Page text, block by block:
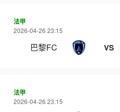
法甲
2026-04-26 23:15
巴黎FC VS
法甲
2026-04-26 23:15